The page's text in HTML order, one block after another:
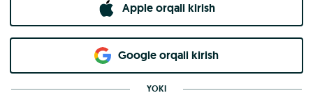
Apple orqali kirish
Goo​g​le orqali kirish
YOKI